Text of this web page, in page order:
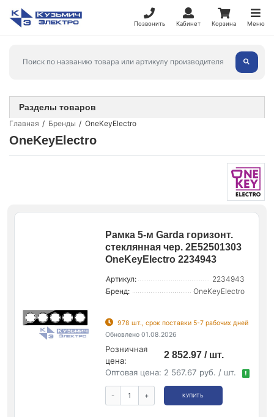
Позвонить Кабинет Корзина Меню
Главная Бренды OneKeyElectro
OneKeyElectro
Рамка 5-м Garda горизонт.
стеклянная чер. 2E52501303
OneKeyElectro 2234943
Артикул:
2234943
Бренд:
OneKeyElectro
978 шт., срок поставки 5-7 рабочих дней
Обновлено 01.08.2026
Розничная
цена:
2 852.97 / шт.
Оптовая цена: 2 567.67 руб. / шт. !
- + КУПИТЬ
Разделы товаров